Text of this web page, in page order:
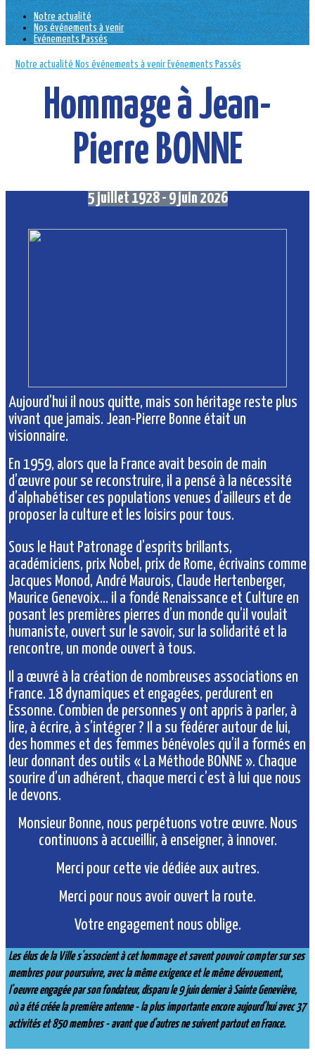
Notre actualité
Nos événements à venir
Evénements Passés
Notre actualité Nos événements à venir Evénements Passés
Hommage à Jean-
Pierre BONNE
5 juillet 1928 - 9 juin 2026
Aujourd’hui il nous quitte, mais son héritage reste plus
vivant que jamais. Jean-Pierre Bonne était un
visionnaire.
En 1959, alors que la France avait besoin de main
d’œuvre pour se reconstruire, il a pensé à la nécessité
d’alphabétiser ces populations venues d’ailleurs et de
proposer la culture et les loisirs pour tous.
Sous le Haut Patronage d’esprits brillants,
académiciens, prix Nobel, prix de Rome, écrivains comme
Jacques Monod, André Maurois, Claude Hertenberger,
Maurice Genevoix… il a fondé Renaissance et Culture en
posant les premières pierres d’un monde qu’il voulait
humaniste, ouvert sur le savoir, sur la solidarité et la
rencontre, un monde ouvert à tous.
Il a œuvré à la création de nombreuses associations en
France. 18 dynamiques et engagées, perdurent en
Essonne. Combien de personnes y ont appris à parler, à
lire, à écrire, à s’intégrer ? Il a su fédérer autour de lui,
des hommes et des femmes bénévoles qu’il a formés en
leur donnant des outils « La Méthode BONNE ». Chaque
sourire d’un adhérent, chaque merci c’est à lui que nous
le devons.
Monsieur Bonne, nous perpétuons votre œuvre. Nous
continuons à accueillir, à enseigner, à innover.
Merci pour cette vie dédiée aux autres.
Merci pour nous avoir ouvert la route.
Votre engagement nous oblige.
Les élus de la Ville s'associent à cet hommage et savent pouvoir compter sur ses
membres pour poursuivre, avec la même exigence et le même dévouement,
l'oeuvre engagée par son fondateur, disparu le 9 juin dernier à Sainte Geneviève,
où a été créée la première antenne - la plus importante encore aujourd'hui avec 37
activités et 850 membres - avant que d'autres ne suivent partout en France.